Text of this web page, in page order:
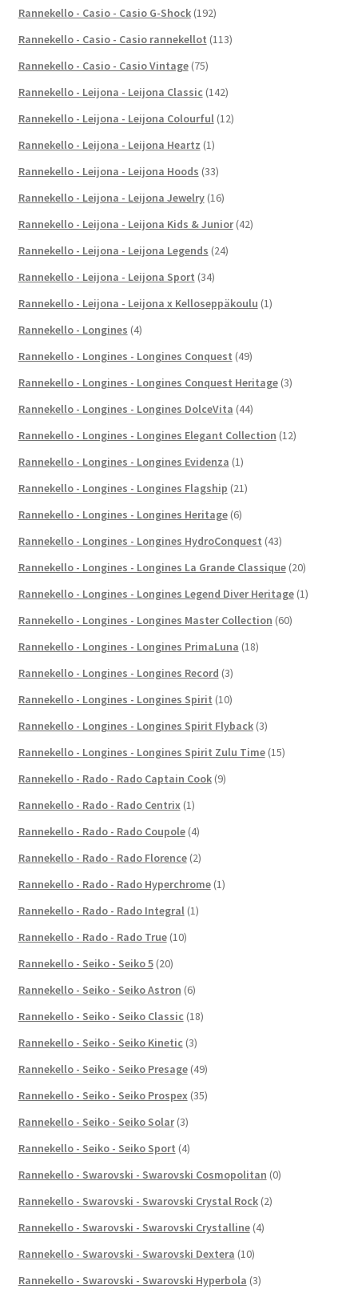
Rannekello - Casio - Casio G-Shock (192)
Rannekello - Casio - Casio rannekellot (113)
Rannekello - Casio - Casio Vintage (75)
Rannekello - Leijona - Leijona Classic (142)
Rannekello - Leijona - Leijona Colourful (12)
Rannekello - Leijona - Leijona Heartz (1)
Rannekello - Leijona - Leijona Hoods (33)
Rannekello - Leijona - Leijona Jewelry (16)
Rannekello - Leijona - Leijona Kids & Junior (42)
Rannekello - Leijona - Leijona Legends (24)
Rannekello - Leijona - Leijona Sport (34)
Rannekello - Leijona - Leijona x Kelloseppäkoulu (1)
Rannekello - Longines (4)
Rannekello - Longines - Longines Conquest (49)
Rannekello - Longines - Longines Conquest Heritage (3)
Rannekello - Longines - Longines DolceVita (44)
Rannekello - Longines - Longines Elegant Collection (12)
Rannekello - Longines - Longines Evidenza (1)
Rannekello - Longines - Longines Flagship (21)
Rannekello - Longines - Longines Heritage (6)
Rannekello - Longines - Longines HydroConquest (43)
Rannekello - Longines - Longines La Grande Classique (20)
Rannekello - Longines - Longines Legend Diver Heritage (1)
Rannekello - Longines - Longines Master Collection (60)
Rannekello - Longines - Longines PrimaLuna (18)
Rannekello - Longines - Longines Record (3)
Rannekello - Longines - Longines Spirit (10)
Rannekello - Longines - Longines Spirit Flyback (3)
Rannekello - Longines - Longines Spirit Zulu Time (15)
Rannekello - Rado - Rado Captain Cook (9)
Rannekello - Rado - Rado Centrix (1)
Rannekello - Rado - Rado Coupole (4)
Rannekello - Rado - Rado Florence (2)
Rannekello - Rado - Rado Hyperchrome (1)
Rannekello - Rado - Rado Integral (1)
Rannekello - Rado - Rado True (10)
Rannekello - Seiko - Seiko 5 (20)
Rannekello - Seiko - Seiko Astron (6)
Rannekello - Seiko - Seiko Classic (18)
Rannekello - Seiko - Seiko Kinetic (3)
Rannekello - Seiko - Seiko Presage (49)
Rannekello - Seiko - Seiko Prospex (35)
Rannekello - Seiko - Seiko Solar (3)
Rannekello - Seiko - Seiko Sport (4)
Rannekello - Swarovski - Swarovski Cosmopolitan (0)
Rannekello - Swarovski - Swarovski Crystal Rock (2)
Rannekello - Swarovski - Swarovski Crystalline (4)
Rannekello - Swarovski - Swarovski Dextera (10)
Rannekello - Swarovski - Swarovski Hyperbola (3)